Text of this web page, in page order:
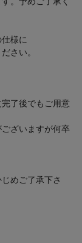
様に
さい。
了後でもご用意
ざいますが何卒
めご了承下さ